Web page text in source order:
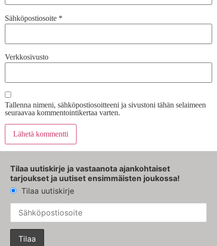
Sähköpostiosoite *
Verkkosivusto
Tallenna nimeni, sähköpostiosoitteeni ja sivustoni tähän selaimeen
seuraavaa kommentointikertaa varten.
Tilaa uutiskirje ja vastaanota ajankohtaiset
tarjoukset ja uutiset ensimmäisten joukossa!
Tilaa uutiskirje